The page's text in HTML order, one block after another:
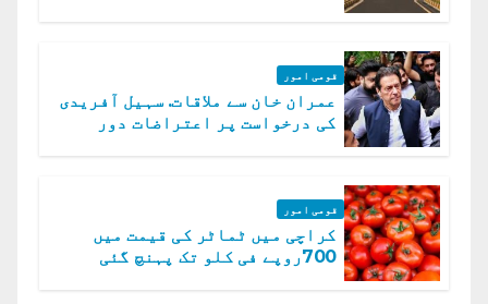
قومی امور
عمران خان سے ملاقات. سہیل آفریدی
کی درخواست پر اعتراضات دور
قومی امور
کراچی میں ٹماٹر کی قیمت میں
700روپے فی کلو تک پہنچ گئی